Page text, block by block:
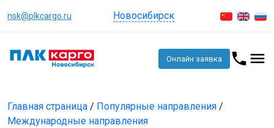
nsk@plkcargo.ru Новосибирск
Онлайн заявка
Главная страница / Популярные направления /
Международные направления